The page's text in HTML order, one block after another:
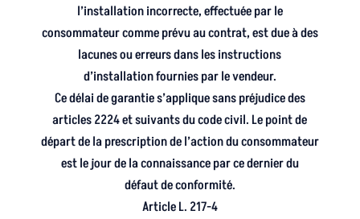
l’installation incorrecte, effectuée par le
consommateur comme prévu au contrat, est due à des
lacunes ou erreurs dans les instructions
d’installation fournies par le vendeur.
Ce délai de garantie s’applique sans préjudice des
articles 2224 et suivants du code civil. Le point de
départ de la prescription de l’action du consommateur
est le jour de la connaissance par ce dernier du
défaut de conformité.
Article L. 217-4